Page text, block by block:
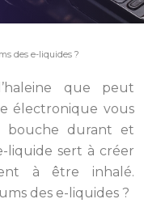
des e-liquides ?
que peut
électronique vous
bouche durant et
liquide sert à créer
à être inhalé.
des e-liquides ?